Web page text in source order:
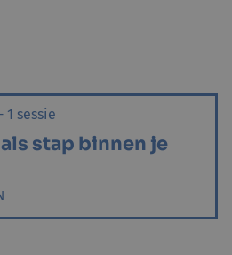
1 sessie
stap binnen je